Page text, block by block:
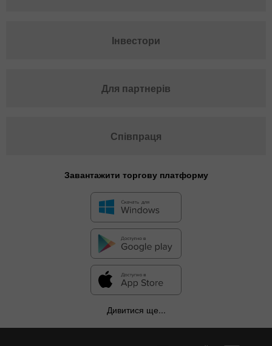
Інвестори
Для партнерів
Співпраця
Завантажити торгову платформу
Дивитися ще...